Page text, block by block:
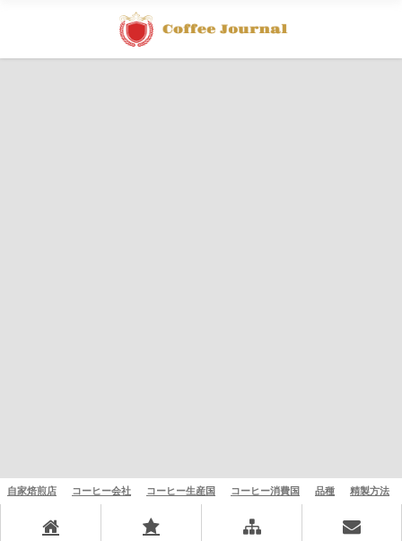
自家焙煎店 コーヒー会社 コーヒー生産国 コーヒー消費国 品種 精製方法